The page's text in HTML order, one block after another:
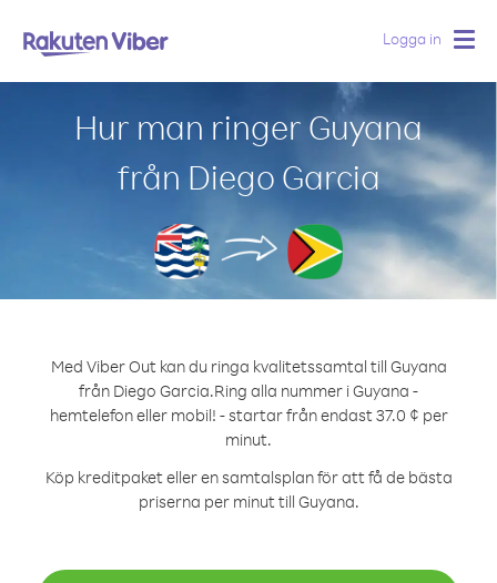
Logga in
Hur man ringer Guyana
från Diego Garcia
Med Viber Out kan du ringa kvalitetssamtal till Guyana
från Diego Garcia.Ring alla nummer i Guyana -
hemtelefon eller mobil! - startar från endast 37.0 ¢ per
minut.
Köp kreditpaket eller en samtalsplan för att få de bästa
priserna per minut till Guyana.